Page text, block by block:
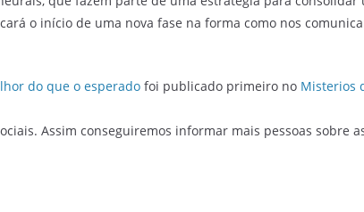
o início de uma nova fase na forma como nos
do que o esperado foi publicado primeiro no Misterios
Assim conseguiremos informar mais pessoas sobre